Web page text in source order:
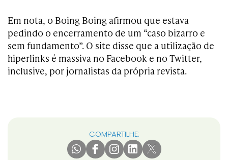
Em nota, o Boing Boing afirmou que estava
pedindo o encerramento de um “caso bizarro e
sem fundamento”. O site disse que a utilização de
hiperlinks é massiva no Facebook e no Twitter,
inclusive, por jornalistas da própria revista.
COMPARTILHE: